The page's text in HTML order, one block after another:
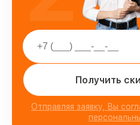
Получить
Отправляя заявку, Вы